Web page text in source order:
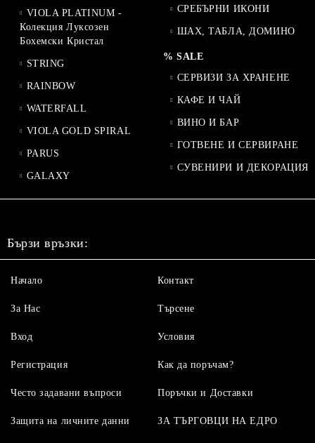
VIOLA PLATINUM -
Колекция Луксозен
Бохемски Кристал
STRING
RAINBOW
WATERFALL
VIOLA GOLD SPIRAL
PARUS
GALAXY
СРЕБЪРНИ ИКОНИ
ШАХ, ТАБЛА, ДОМИНО
% SALE
СЕРВИЗИ ЗА ХРАНЕНЕ
КАФЕ И ЧАЙ
ВИНО И БАР
ГОТВЕНЕ И СЕРВИРАНЕ
СУВЕНИРИ И ДЕКОРАЦИЯ
Бързи връзки:
Начало
За Нас
Вход
Регистрация
Контакт
Търсене
Условия
Как да поръчам?
Често задавани въпроси
Защита на личните данни
Поръчки и Доставки
ЗА ТЪРГОВЦИ НА ЕДРО